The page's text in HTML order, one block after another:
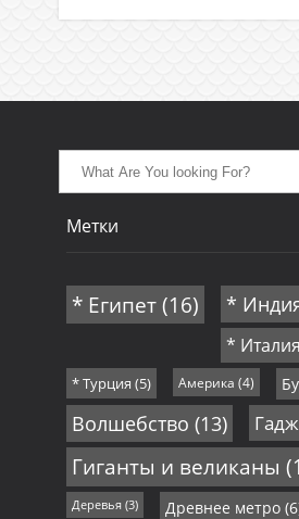
Метки
* Египет(16) *
* Италия
* Турция (5) Америка (4)
Волшебство (13)
Гиганты и великаны
Деревья(3) Древнее метро